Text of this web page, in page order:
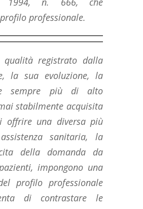
professionale.
registrato dalla
la sua evoluzione, la
sempre più di alto
stabilmente acquisita
offrire una diversa più
sanitaria, la
della domanda da
impongono una
profilo professionale
di contrastare le